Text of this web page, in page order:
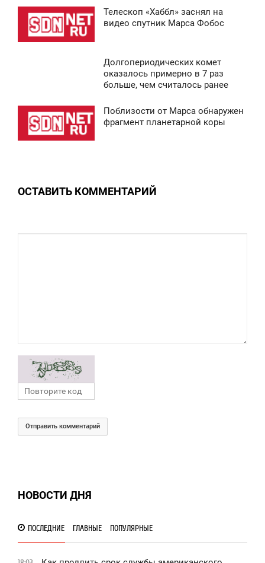
Телескоп «Хаббл» заснял на
видео спутник Марса Фобос
Долгопериодических комет
оказалось примерно в 7 раз
больше, чем считалось ранее
Поблизости от Марса обнаружен
фрагмент планетарной коры
ОСТАВИТЬ КОММЕНТАРИЙ
Отправить комментарий
НОВОСТИ ДНЯ
ПОСЛЕДНИЕ ГЛАВНЫЕ ПОПУЛЯРНЫЕ